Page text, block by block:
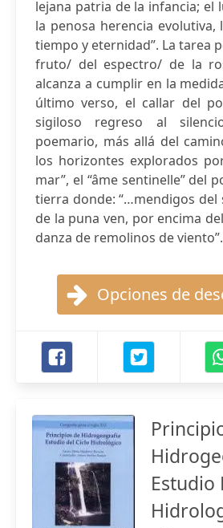
lejana patria de la infancia; el
la penosa herencia
tiempo y eternidad”. La tarea
fruto/ del espectro/ de la
alcanza a cumplir en la
último verso, el callar del
sigiloso regreso al
poemario, más allá del
los horizontes explorados
mar”, el “âme sentinelle” del
tierra donde: “…mendigos del
de la puna ven, por encima
danza de remolinos de viento”.
Opciones de
Estudio